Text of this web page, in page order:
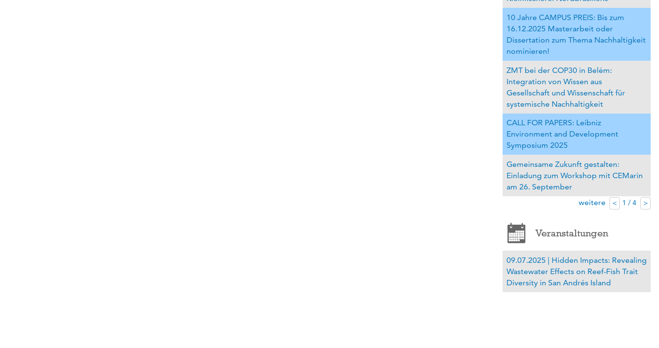
10 Jahre CAMPUS PREIS: Bis zum
16.12.2025 Masterarbeit oder
Dissertation zum Thema Nachhaltigkeit
nominieren!
ZMT bei der COP30 in Belém:
Integration von Wissen aus
Gesellschaft und Wissenschaft für
systemische Nachhaltigkeit
CALL FOR PAPERS: Leibniz
Environment and Development
Symposium 2025
Gemeinsame Zukunft gestalten:
Einladung zum Workshop mit CEMarin
am 26. September
weitere
< 1 / 4 >
Veranstaltungen
09.07.2025 | Hidden Impacts: Revealing
Wastewater Effects on Reef-Fish Trait
Diversity in San Andrés Island